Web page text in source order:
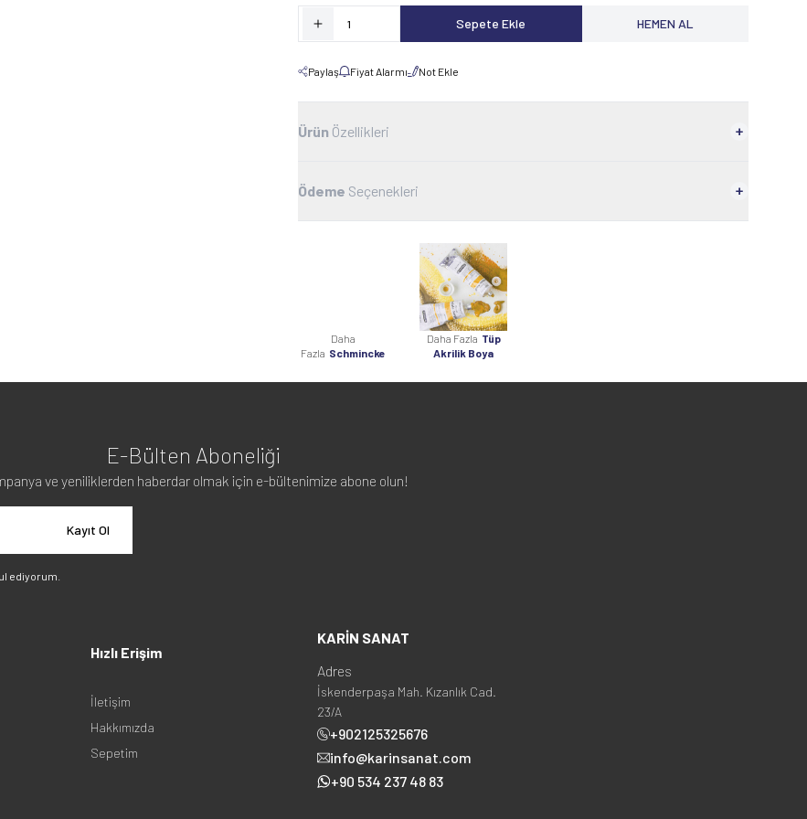
Sepete Ekle HEMEN AL
Paylaş Fiyat Alarmı Not Ekle
Ürün Özellikleri
Ödeme Seçenekleri
Daha
Fazla Schmincke
Daha Fazla Tüp
Akrilik Boya
E-Bülten Aboneliği
ve yeniliklerden haberdar olmak için e-bültenimize abone olun!
Kayıt Ol
ediyorum.
Hızlı Erişim
İletişim
Hakkımızda
Sepetim
KARİN SANAT
Adres
İskenderpaşa Mah. Kızanlık Cad.
23/A
+902125325676
info@karinsanat.com
+90 534 237 48 83